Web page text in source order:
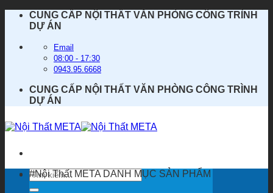
dung
CUNG CẤP NỘI THẤT VĂN PHÒNG CÔNG TRÌNH
DỰ ÁN
Email
08:00 - 17:30
0943.95.6668
CUNG CẤP NỘI THẤT VĂN PHÒNG CÔNG TRÌNH
DỰ ÁN
Tìm
kiếm:
#Nội Thất META DANH MỤC SẢN PHẨM